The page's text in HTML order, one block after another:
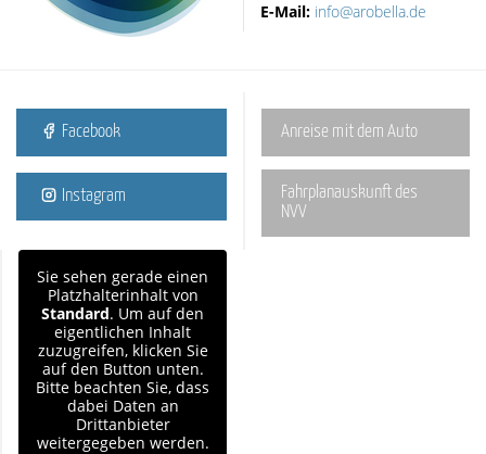
E-Mail: info@arobella.de
Facebook
Instagram
Anreise mit dem Auto
Fahrplanauskunft des
NVV
Sie sehen gerade einen
Platzhalterinhalt von
Standard. Um auf den
eigentlichen Inhalt
zuzugreifen, klicken Sie
auf den Button unten.
Bitte beachten Sie, dass
dabei Daten an
Drittanbieter
weitergegeben werden.